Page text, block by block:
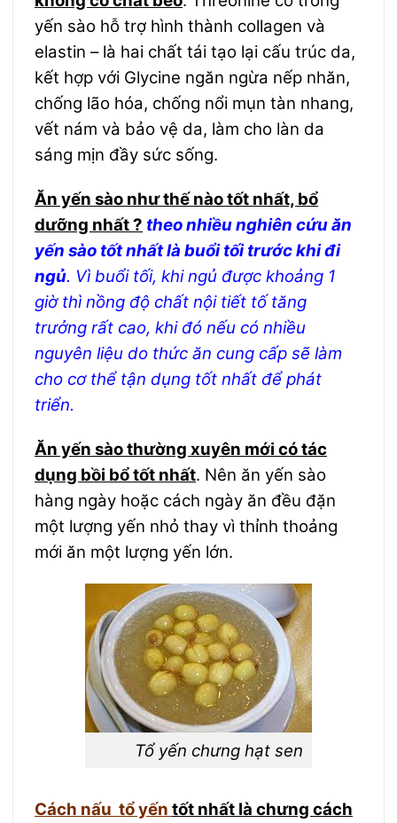
yến sào hỗ trợ hình thành collagen và
elastin – là hai chất tái tạo lại cấu trúc da,
kết hợp với Glycine ngăn ngừa nếp nhăn,
chống lão hóa, chống nổi mụn tàn nhang,
vết nám và bảo vệ da, làm cho làn da
sáng mịn đầy sức sống.
Ăn yến sào như thế nào tốt nhất, bổ
dưỡng nhất ? theo nhiều nghiên cứu ăn
yến sào tốt nhất là buổi tối trước khi đi
ngủ. Vì buổi tối, khi ngủ được khoảng 1
giờ thì nồng độ chất nội tiết tố tăng
trưởng rất cao, khi đó nếu có nhiều
nguyên liệu do thức ăn cung cấp sẽ làm
cho cơ thể tận dụng tốt nhất để phát
triển.
Ăn yến sào thường xuyên mới có tác
dụng bồi bổ tốt nhất. Nên ăn yến sào
hàng ngày hoặc cách ngày ăn đều đặn
một lượng yến nhỏ thay vì thỉnh thoảng
mới ăn một lượng yến lớn.
Tổ yến chưng hạt sen
Cách nấu tổ yến tốt nhất là chưng cách